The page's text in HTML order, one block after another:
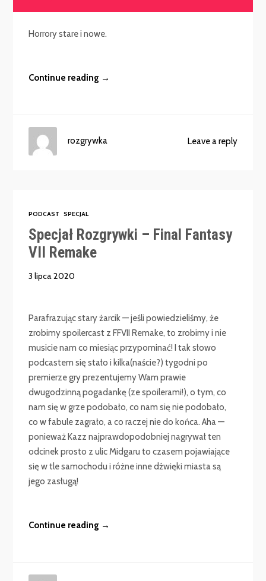
Horrory stare i nowe.
Continue reading →
Leave a reply
rozgrywka
PODCAST SPECJAL
Specjał Rozgrywki – Final Fantasy
VII Remake
3 lipca 2020
Parafrazując stary żarcik — jeśli powiedzieliśmy, że
zrobimy spoilercast z FFVII Remake, to zrobimy i nie
musicie nam co miesiąc przypominać! I tak słowo
podcastem się stało i kilka(naście?) tygodni po
premierze gry prezentujemy Wam prawie
dwugodzinną pogadankę (ze spoilerami!), o tym, co
nam się w grze podobało, co nam się nie podobało,
co w fabule zagrało, a co raczej nie do końca. Aha —
ponieważ Kazz najprawdopodobniej nagrywał ten
odcinek prosto z ulic Midgaru to czasem pojawiające
się w tle samochodu i różne inne dźwięki miasta są
jego zasługą!
Continue reading →